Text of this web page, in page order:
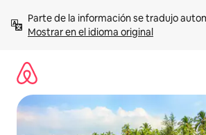
contenidoMostrar en el idioma original